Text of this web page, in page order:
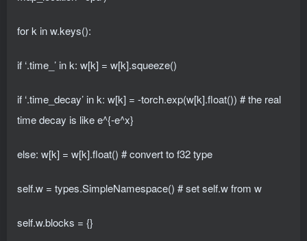
for k in w.keys():
if ‘.time_’ in k: w[k] = w[k].squeeze()
if ‘.time_decay’ in k: w[k] = -torch.exp(w[k].float()) # the real
time decay is like e^{-e^x}
else: w[k] = w[k].float() # convert to f32 type
self.w = types.SimpleNamespace() # set self.w from w
self.w.blocks = {}